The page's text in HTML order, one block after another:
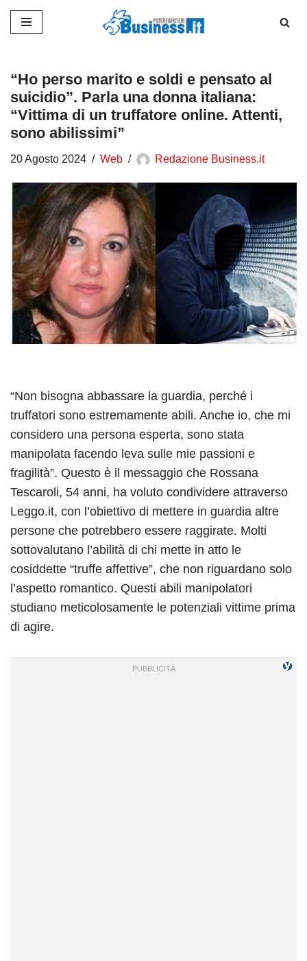
contenuto
“Ho perso marito e soldi e pensato al
suicidio”. Parla una donna italiana:
“Vittima di un truffatore online. Attenti,
sono abilissimi”
20 Agosto 2024 Web Redazione Business.it
“Non bisogna abbassare la guardia, perché i
truffatori sono estremamente abili. Anche io, che mi
considero una persona esperta, sono stata
manipolata facendo leva sulle mie passioni e
fragilità”. Questo è il messaggio che Rossana
Tescaroli, 54 anni, ha voluto condividere attraverso
Leggo.it, con l’obiettivo di mettere in guardia altre
persone che potrebbero essere raggirate. Molti
sottovalutano l’abilità di chi mette in atto le
cosiddette “truffe affettive”, che non riguardano solo
l’aspetto romantico. Questi abili manipolatori
studiano meticolosamente le potenziali vittime prima
di agire.